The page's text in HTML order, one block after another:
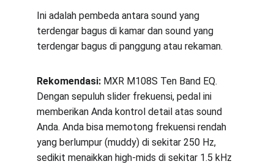
Ini adalah pembeda antara sound yang
terdengar bagus di kamar dan sound yang
terdengar bagus di panggung atau rekaman.
Rekomendasi: MXR M108S Ten Band EQ.
Dengan sepuluh slider frekuensi, pedal ini
memberikan Anda kontrol detail atas sound
Anda. Anda bisa memotong frekuensi rendah
yang berlumpur (muddy) di sekitar 250 Hz,
sedikit menaikkan high-mids di sekitar 1.5 kHz